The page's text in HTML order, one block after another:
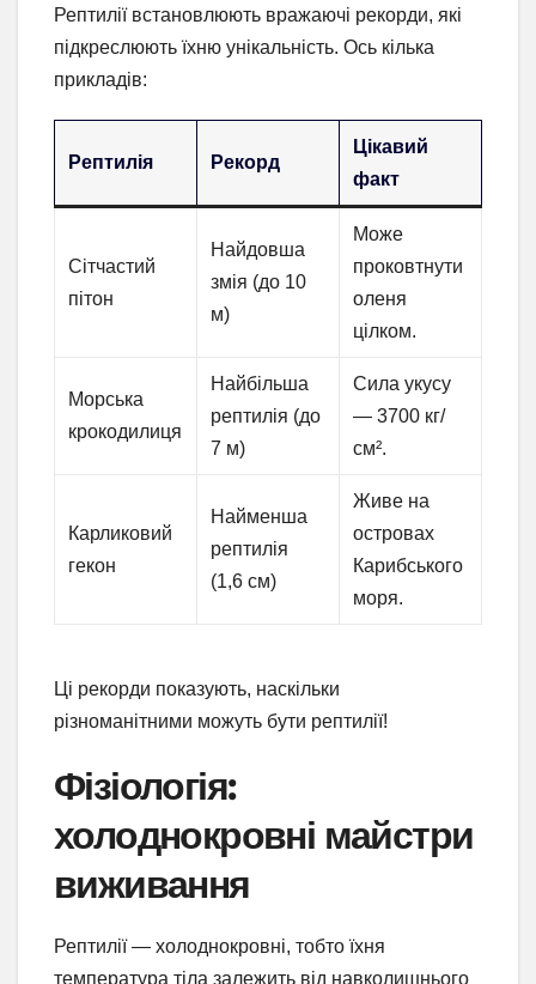
Рептилії встановлюють вражаючі рекорди, які
підкреслюють їхню унікальність. Ось кілька
прикладів:
Рептилія Рекорд
Цікавий
факт
Сітчастий
пітон
Найдовша
змія (до 10
м)
Може
проковтнути
оленя
цілком.
Морська
крокодилиця
Найбільша
рептилія (до
7 м)
Сила укусу
— 3700 кг/
см².
Карликовий
гекон
Найменша
рептилія
(1,6 см)
Живе на
островах
Карибського
моря.
Ці рекорди показують, наскільки
різноманітними можуть бути рептилії!
Фізіологія:
холоднокровні майстри
виживання
Рептилії — холоднокровні, тобто їхня
температура тіла залежить від навколишнього